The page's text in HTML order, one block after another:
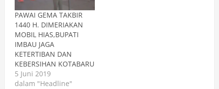
PAWAI GEMA TAKBIR
1440 H. DIMERIAKAN
MOBIL HIAS,BUPATI
IMBAU JAGA
KETERTIBAN DAN
KEBERSIHAN KOTABARU
5 Juni 2019
dalam "Headline"